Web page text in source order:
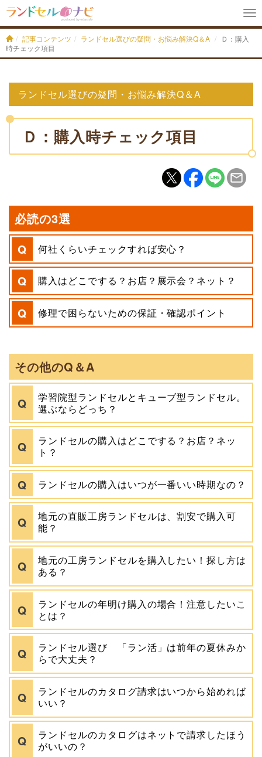
記事コンテンツ ランドセル選びの疑問・お悩み解決Q＆A
Ｄ：購入
時チェック項目
ランドセル選びの疑問・お悩み解決Q＆A
Ｄ：購入時チェック項目
必読の3選
何社くらいチェックすれば安心？
購入はどこでする？お店？展示会？ネット？
修理で困らないための保証・確認ポイント
その他のQ＆A
学習院型ランドセルとキューブ型ランドセル。
選ぶならどっち？
ランドセルの購入はどこでする？お店？ネッ
ト？
ランドセルの購入はいつが一番いい時期なの？
地元の直販工房ランドセルは、割安で購入可
能？
地元の工房ランドセルを購入したい！探し方は
ある？
ランドセルの年明け購入の場合！注意したいこ
とは？
ランドセル選び 「ラン活」は前年の夏休みか
らで大丈夫？
ランドセルのカタログ請求はいつから始めれば
いい？
ランドセルのカタログはネットで請求したほう
がいいの？